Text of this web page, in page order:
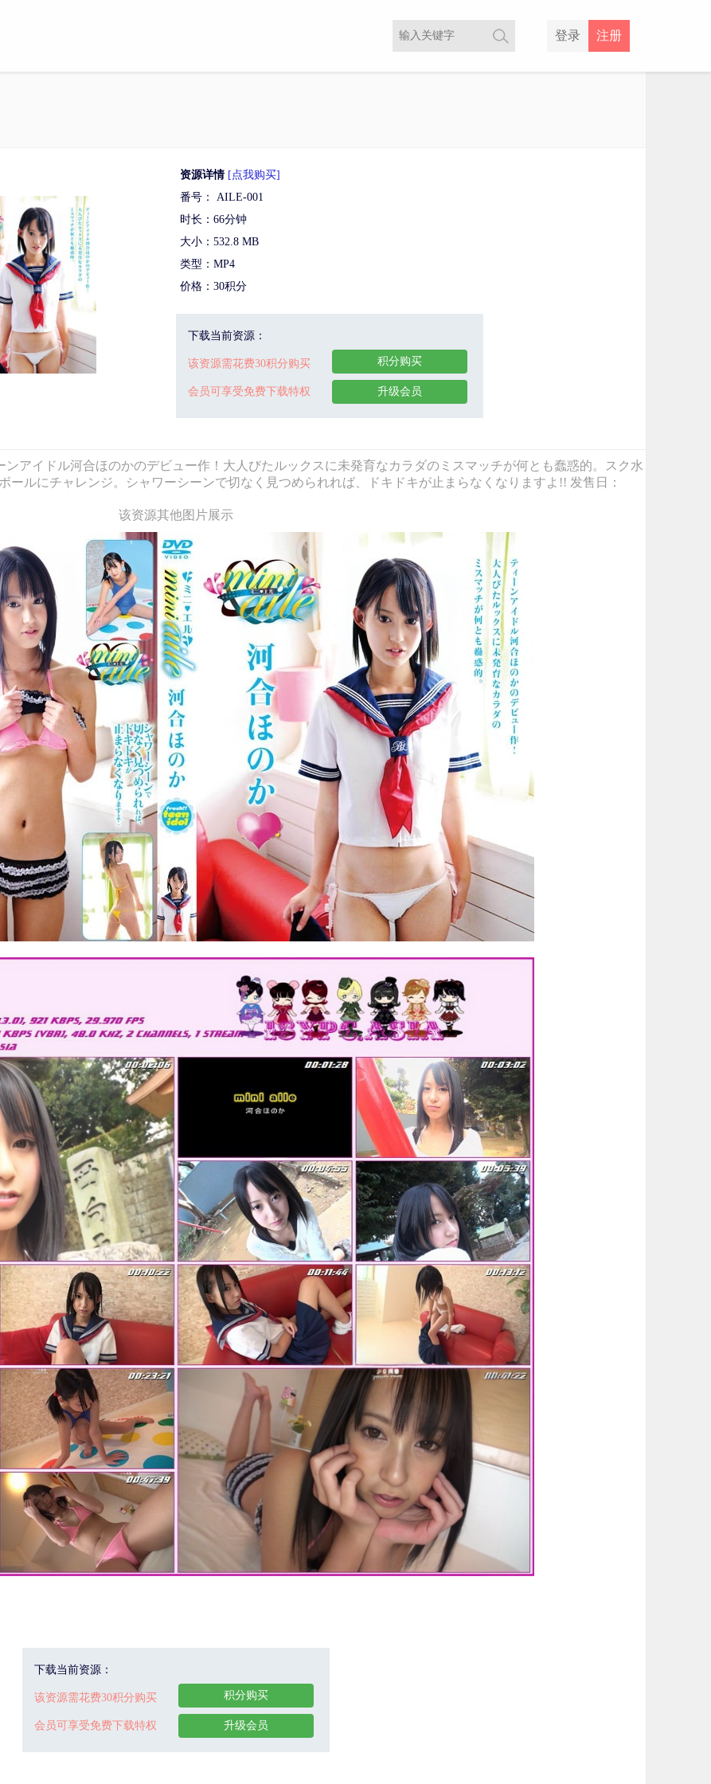
注册
登录
资源详情 [点我购买]
番号： AILE-001
时长：66分钟
大小：532.8 MB
类型：MP4
价格：30积分
下载当前资源：
该资源需花费30积分购买
会员可享受免费下载特权
积分购买
升级会员
ンアイドル河合ほのかのデビュー作！大人びたルックスに未発育なカラダのミスマッチが何とも蠢惑的。スク水
ールにチャレンジ。シャワーシーンで切なく見つめられれば、ドキドキが止まらなくなりますよ!! 发售日：
该资源其他图片展示
下载当前资源：
该资源需花费30积分购买
会员可享受免费下载特权
积分购买
升级会员